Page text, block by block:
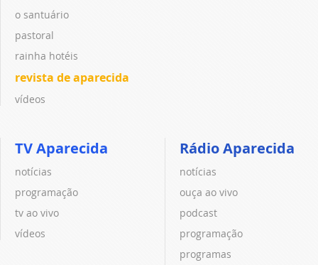
o santuário
pastoral
rainha hotéis
revista de aparecida
vídeos
TV Aparecida
notícias
programação
tv ao vivo
vídeos
Rádio Aparecida
notícias
ouça ao vivo
podcast
programação
programas